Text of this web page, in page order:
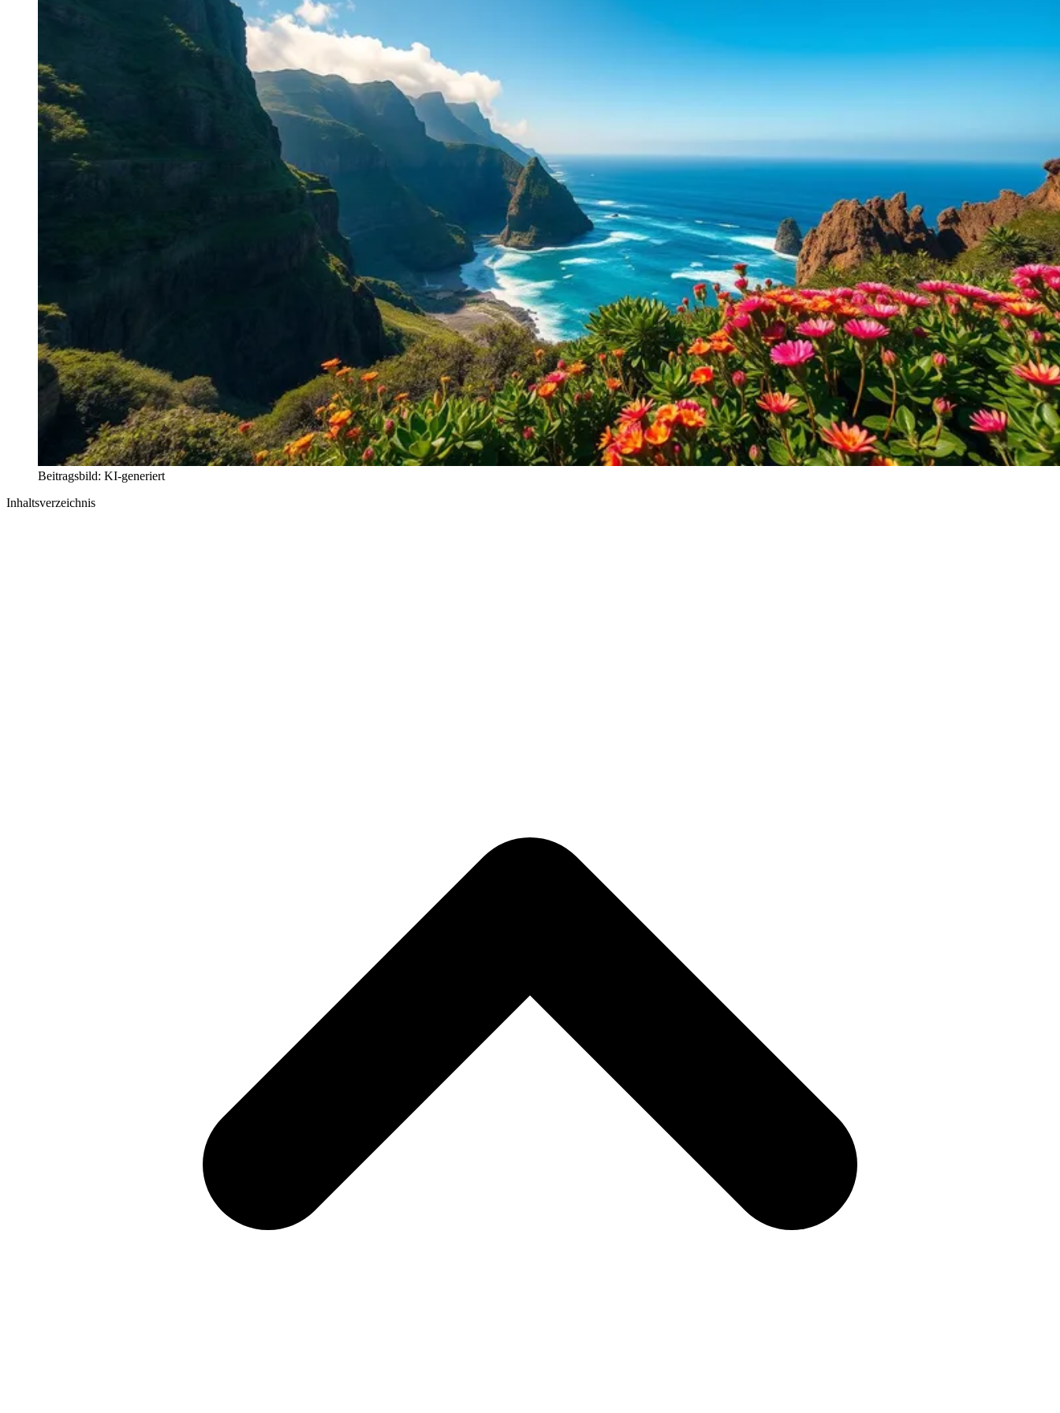
Beitragsbild: KI-generiert
Inhaltsverzeichnis